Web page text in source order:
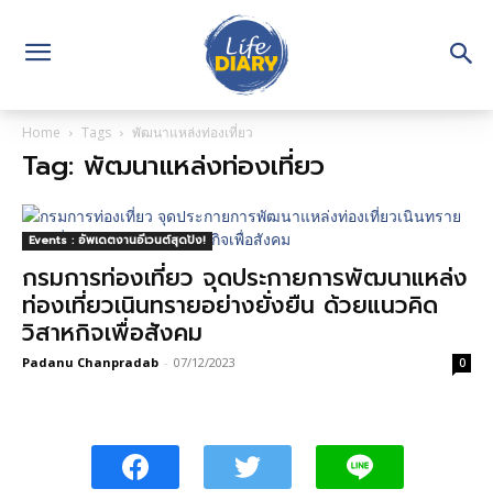
Home Tags พัฒนาแหล่งท่องเที่ยว
Tag: พัฒนาแหล่งท่องเที่ยว
Events : อัพเดตงานอีเวนต์สุดปัง!
กรมการท่องเที่ยว จุดประกายการพัฒนาแหล่ง
ท่องเที่ยวเนินทรายอย่างยั่งยืน ด้วยแนวคิด
วิสาหกิจเพื่อสังคม
Padanu Chanpradab - 07/12/2023 0